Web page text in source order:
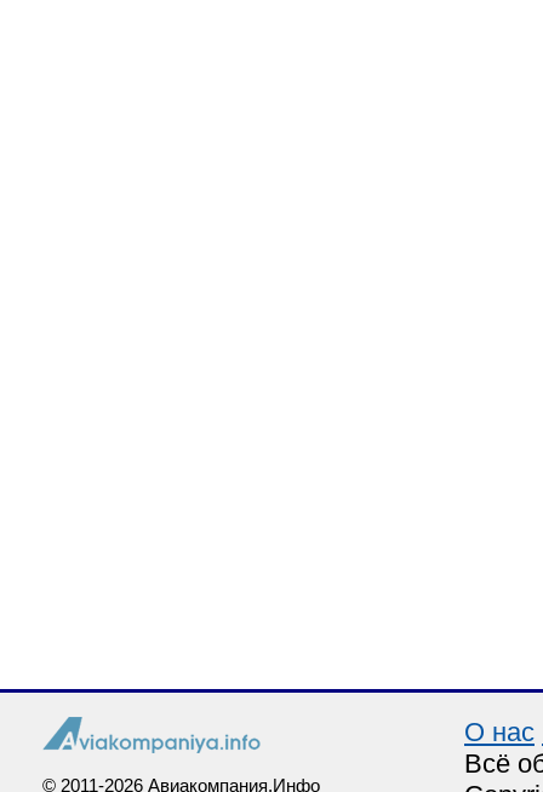
© 2011-2026 Авиакомпания.Инфо
О нас
Всё